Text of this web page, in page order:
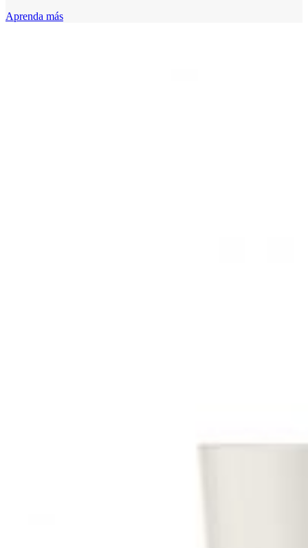
Aprenda más